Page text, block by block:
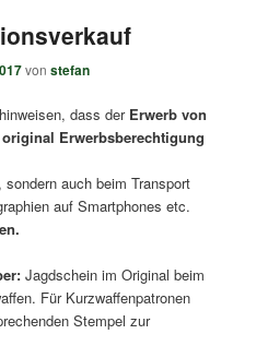
vonstefan
dass der Erwerb von
Erwerbsberechtigung
auch beim Transport
auf Smartphones etc.
Jagdschein im Original beim
Für Kurzwaffenpatronen
Stempel zur